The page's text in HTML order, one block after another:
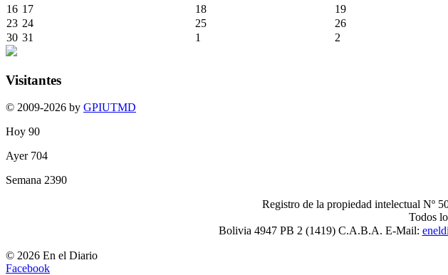
16 17 18 19
23 24 25 26
30 31 1 2
Visitantes
© 2009-2026 by GPIUTMD
Hoy 90
Ayer 704
Semana 2390
Registro de la propiedad intelectual Nº
Todos
Bolivia 4947 PB 2 (1419) C.A.B.A. E-Mail:
© 2026 En el Diario
Facebook